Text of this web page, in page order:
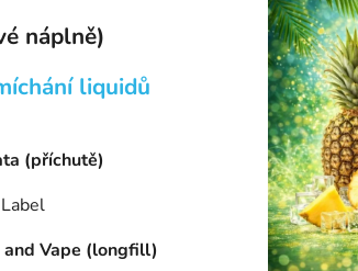
náplně)
liquidů
(příchutě)
and Vape (longfill)